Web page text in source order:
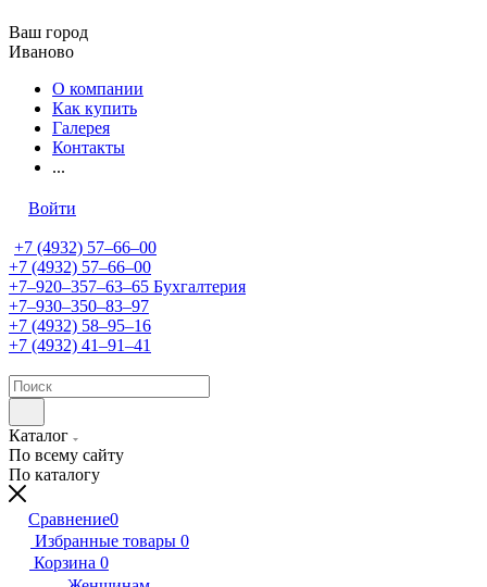
Ваш город
Иваново
О компании
Как купить
Галерея
Контакты
...
Войти
+7 (4932) 57‒66‒00
+7 (4932) 57‒66‒00
+7‒920‒357‒63‒65 Бухгалтерия
+7‒930‒350‒83‒97
+7 (4932) 58‒95‒16
+7 (4932) 41‒91‒41
Каталог
По всему сайту
По каталогу
Сравнение0
Избранные товары 0
Корзина 0